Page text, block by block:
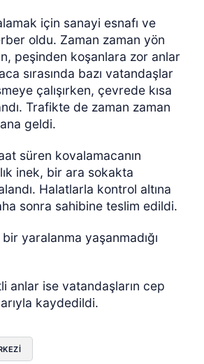
için sanayi esnafı ve
oldu. Zaman zaman yön
peşinden koşanlara zor anlar
sırasında bazı vatandaşlar
çalışırken, çevrede kısa
Trafikte de zaman zaman
geldi.
süren kovalamacanın
inek, bir ara sokakta
Halatlarla kontrol altına
sonra sahibine teslim edildi.
yaralanma yaşanmadığı
anlar ise vatandaşların cep
kaydedildi.